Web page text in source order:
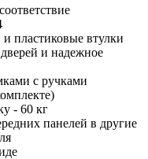
пластиковые втулки
и надежное
с ручками
- 60 кг
панелей в другие